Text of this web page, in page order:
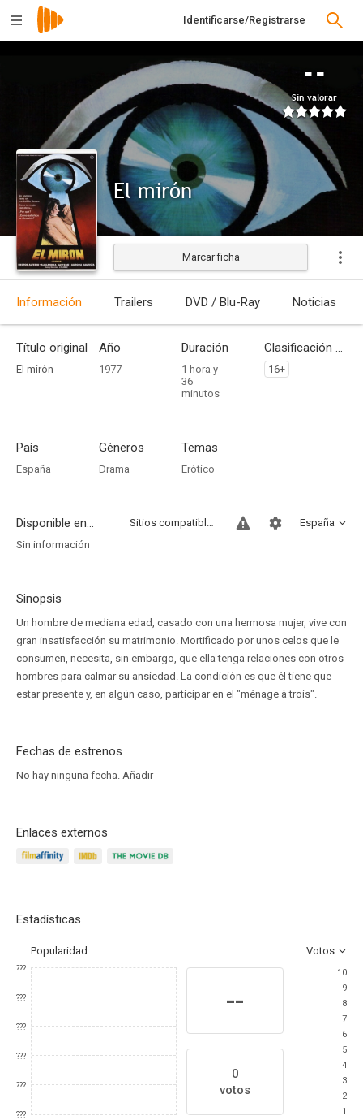
Identificarse/Registrarse
--
Sin valorar
El mirón
Estrenada
Marcar ficha
Información Trailers DVD / Blu-Ray Noticias
Título original
El mirón
Año
1977
Duración
1 hora y
36
minutos
Clasificación por edades
16+
País
España
Géneros
Drama
Temas
Erótico
Disponible en... España
Sitios compatibles
Sin información
Sinopsis
Un hombre de mediana edad, casado con una hermosa mujer, vive con
gran insatisfacción su matrimonio. Mortificado por unos celos que le
consumen, necesita, sin embargo, que ella tenga relaciones con otros
hombres para calmar su ansiedad. La condición es que él tiene que
estar presente y, en algún caso, participar en el "ménage à trois".
Fechas de estrenos
No hay ninguna fecha. Añadir
Enlaces externos
Estadísticas
Popularidad Votos
???
???
???
???
???
???
--
0
votos
10
9
8
7
6
5
4
3
2
1